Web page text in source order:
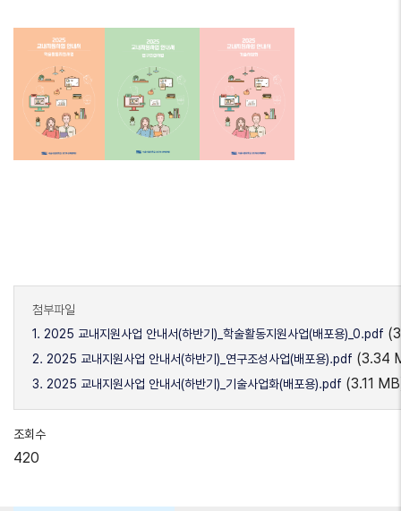
첨부파일
1. 2025 교내지원사업 안내서(하반기)_학술활동지원사업(배포용)_0.pdf
2. 2025 교내지원사업 안내서(하반기)_연구조성사업(배포용).pdf (3.34
3. 2025 교내지원사업 안내서(하반기)_기술사업화(배포용).pdf (3.11
조회수
420